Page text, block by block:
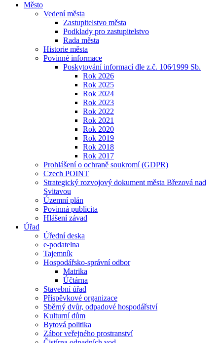
Město
Vedení města
Zastupitelstvo města
Podklady pro zastupitelstvo
Rada města
Historie města
Povinné informace
Poskytování informací dle z.č. 106⁄1999 Sb.
Rok 2026
Rok 2025
Rok 2024
Rok 2023
Rok 2022
Rok 2021
Rok 2020
Rok 2019
Rok 2018
Rok 2017
Prohlášení o ochraně soukromí (GDPR)
Czech POINT
Strategický rozvojový dokument města Březová nad
Svitavou
Územní plán
Povinná publicita
Hlášení závad
Úřad
Úřední deska
e-podatelna
Tajemník
Hospodářsko-správní odbor
Matrika
Účtárna
Stavební úřad
Příspěvkové organizace
Sběrný dvůr, odpadové hospodářství
Kulturní dům
Bytová politika
Zábor veřejného prostranství